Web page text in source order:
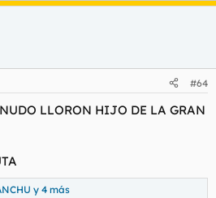
nombres siquiera.
de odios irracionales y mi odio es
disculparme, panas.
#64
LLORON HIJO DE LA GRAN
y 4 más